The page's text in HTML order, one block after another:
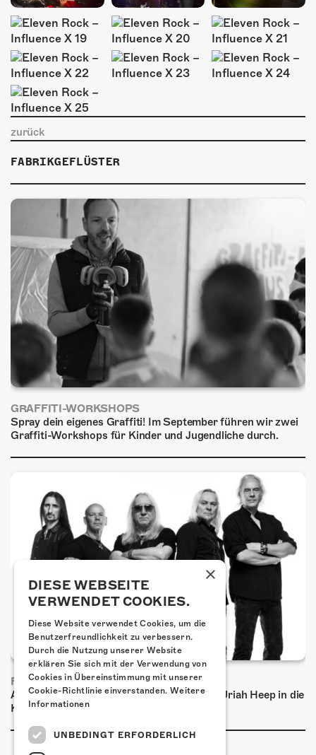
zurück
FABRIKGEFLÜSTER
GRAFFITI-WORKSHOPS
Spray dein eigenes Graffiti! Im September führen wir zwei
Graffiti-Workshops für Kinder und Jugendliche durch.
FRISCH BESTÄTIGT: URIAH HEEP
Am Sonntag, 15. November 2026 kommen Uriah Heep in die
Kulturfabrik Kofmehl!
×
DIESE WEBSEITE
VERWENDET COOKIES.
Diese Website verwendet Cookies, um die
Benutzerfreundlichkeit zu verbessern.
Durch die Nutzung unserer Website
erklären Sie sich mit der Verwendung von
Cookies in Übereinstimmung mit unserer
Cookie-Richtlinie einverstanden. Weitere
Informationen
UNBEDINGT ERFORDERLICH